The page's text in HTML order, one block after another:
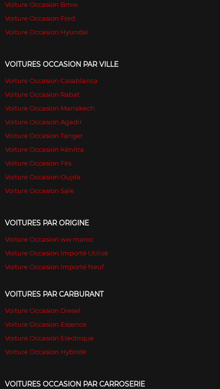
Voiture Occasion Bmw
Voiture Occasion Ford
Voiture Occasion Hyundai
VOITURES OCCASION PAR VILLE
Voiture Occasion Casablanca
Voiture Occasion Rabat
Voiture Occasion Marrakech
Voiture Occasion Agadir
Voiture Occasion Tanger
Voiture Occasion Kénitra
Voiture Occasion Fès
Voiture Occasion Oujda
Voiture Occasion Sale
VOITURES PAR ORIGINE
Voiture Occasion ww maroc
Voiture Occasion Importé Utilisé
Voiture Occasion Importé Neuf
VOITURES PAR CARBURANT
Voiture Occasion Diesel
Voiture Occasion Essence
Voiture Occasion Electrique
Voiture Occasion Hybride
VOITURES OCCASION PAR CARROSERIE